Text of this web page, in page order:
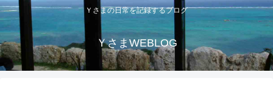
Ｙさまの日常を記録するブログ
ＹさまWEBLOG